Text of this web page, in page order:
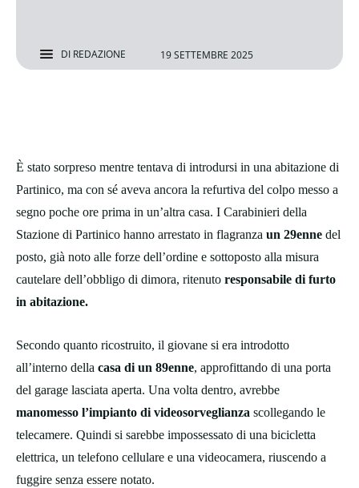
DI REDAZIONE 19 SETTEMBRE 2025
È stato sorpreso mentre tentava di introdursi in una abitazione di
Partinico, ma con sé aveva ancora la refurtiva del colpo messo a
segno poche ore prima in un’altra casa. I Carabinieri della
Stazione di Partinico hanno arrestato in flagranza un 29enne del
posto, già noto alle forze dell’ordine e sottoposto alla misura
cautelare dell’obbligo di dimora, ritenuto responsabile di furto
in abitazione.
Secondo quanto ricostruito, il giovane si era introdotto
all’interno della casa di un 89enne, approfittando di una porta
del garage lasciata aperta. Una volta dentro, avrebbe
manomesso l’impianto di videosorveglianza scollegando le
telecamere. Quindi si sarebbe impossessato di una bicicletta
elettrica, un telefono cellulare e una videocamera, riuscendo a
fuggire senza essere notato.